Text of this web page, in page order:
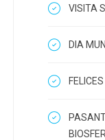
VISITA
DIA
FELICES